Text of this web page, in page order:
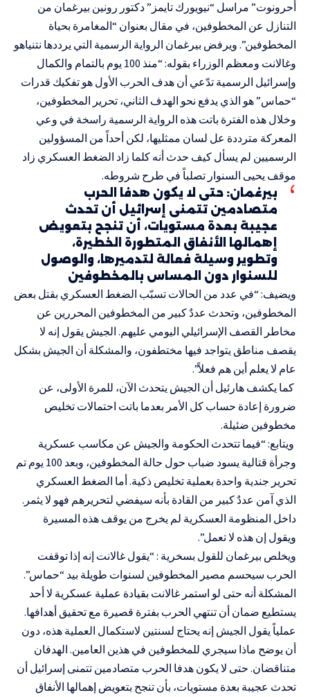
أحرونوت” مراسل “نيويورك تايمز” دكتور رونين بيرغمان من
التنازل عن المخطوفين، في مقال بعنوان “المغامرة بحياة
المخطوفين”. ويرفض بيرغمان الرواية الرسمية التي يرددها نتنياهو
وغالانت ومعظم الوزراء بقوله: “منذ 100 يوم بالتمام والكمال
وإسرائيل الرسمية تدّعي أن هدف الحرب الأول هو تفكيك قدرات
“حماس” هو الذي يدفع نحو الهدف الثاني، تحرير المخطوفين،
وخلال هذه الفترة باتت هذه الرواية الرسمية راسخة في وعي
المعركة مترددة عل لسان ممثليها، لكن أحداً من المسؤولين
الرسميين لم يسأل كيف حدث أنه كلما زاد الضغط العسكري زاد
موقف يحيى السنوار تصلباً في طرح شروطه.
بيرغمان: حتى لا يكون هدفا الحرب
متصادمين تتمنى إسرائيل أن تحدث
عجيبة بعدة مستويات، أن تنجح بتعويض
إهمالها الأنفاق المتطورة الخطيرة،
وتطوير وسيلة فعالة لتدميرها، والوصول
للسنوار دون المساس بالمخطوفين
ويضيف: “في عدد من الحالات تسبّب الضغط العسكري بقتل بعض
المخطوفين، وتحدث عددٌ كبير من المخطوفين المحررين عن
مخاطر القصف الإسرائيلي اليومي عليهم. الجيش يقول إنه لا
يقصف مناطق يتواجد فيها مختطفون، والمشكلة أن الجيش بشكل
عام لا يعلم أين هم فعلاً”.
كما يكشف هارئيل أن الجيش يتحدث الآن، للمرة الأولى، عن
ضرورة إعادة حساب كل الأمر بعدما باتت احتمالات تخليص
مخطوفين ضئيلة.
ويتابع: “فيما تتحدث الحكومة والجيش عن مكاسب عسكرية
وجرأة قتالية يسود ضباب حول حالة المخطوفين، وبعد 100 يوم تم
تحرير جندية واحدة بعملية تخليص ذكية. أما الضغط العسكري
الذي آمن عددٌ كبير من القادة بأنه سيفضي لتحريرهم فهو لا يثمر.
داخل المنظومة العسكرية لم يخرج من يوقف هذه المسيرة
ويقول إن هذه لا تعمل”.
ويخلص بيرغمان للقول بسخرية : “يقول غالانت إنه إذا توقفت
الحرب سيحسم مصير المخطوفين لسنوات طويلة بيد “حماس”.
المشكلة أنه حتى لو استمر غالانت بقيادة عملية عسكرية لا أحد
يستطيع ضمان أن تنتهي الحرب بفترة قصيرة مع تحقيق أهدافها.
عملياً يقول الجيش إنه يحتاج لسنتين لاستكمال العملية هذه، دون
أن يوضح ماذا سيجري للمخطوفين في هذين العامين. الهدفان
متناقضان. حتى لا يكون هدفا الحرب متصادمين تتمنى إسرائيل أن
تحدث عجيبة بعدة مستويات، بأن تنجح بتعويض إهمالها الأنفاق